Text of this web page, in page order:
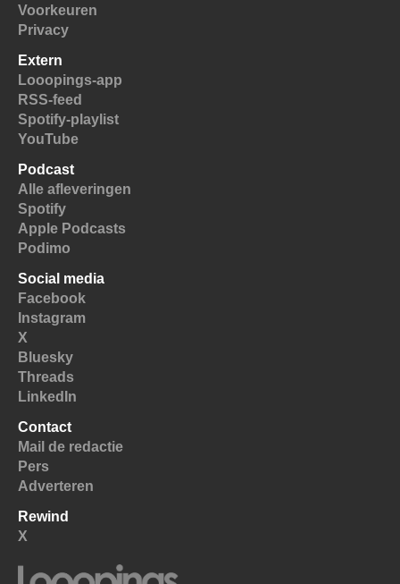
Voorkeuren
Privacy
Extern
Looopings-app
RSS-feed
Spotify-playlist
YouTube
Podcast
Alle afleveringen
Spotify
Apple Podcasts
Podimo
Social media
Facebook
Instagram
X
Bluesky
Threads
LinkedIn
Contact
Mail de redactie
Pers
Adverteren
Rewind
X